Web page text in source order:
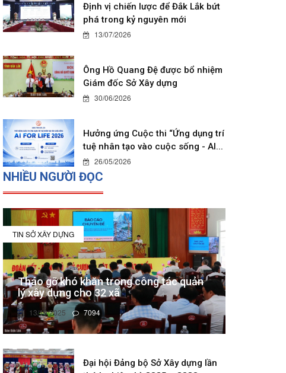
Định vị chiến lược để Đắk Lắk bứt
phá trong kỷ nguyên mới
13/07/2026
Ông Hồ Quang Đệ được bổ nhiệm
Giám đốc Sở Xây dựng
30/06/2026
Hưởng ứng Cuộc thi “Ứng dụng trí
tuệ nhân tạo vào cuộc sống - AI...
26/05/2026
NHIỀU NGƯỜI ĐỌC
TIN SỞ XÂY DỰNG
Tháo gỡ khó khăn trong công tác quản
lý xây dựng cho 32 xã
13/10/2025 7094
Đại hội Đảng bộ Sở Xây dựng lần